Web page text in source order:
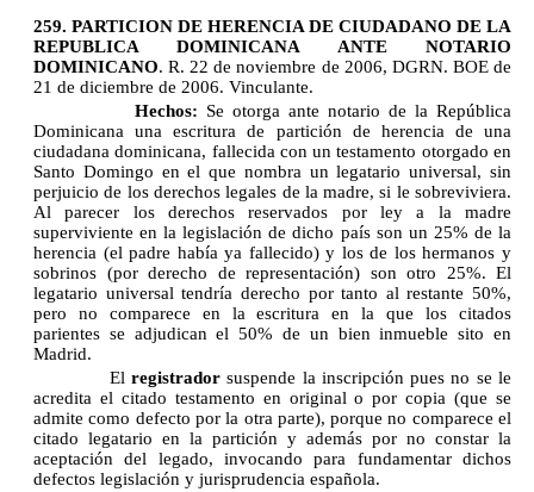
259. PARTICION DE HERENCIA DE CIUDADANO DE LA
REPUBLICA DOMINICANA ANTE NOTARIO
DOMINICANO. R. 22 de noviembre de 2006, DGRN. BOE de
21 de diciembre de 2006. Vinculante.
Hechos: Se otorga ante notario de la República
Dominicana una escritura de partición de herencia de una
ciudadana dominicana, fallecida con un testamento otorgado en
Santo Domingo en el que nombra un legatario universal, sin
perjuicio de los derechos legales de la madre, si le sobreviviera.
Al parecer los derechos reservados por ley a la madre
superviviente en la legislación de dicho país son un 25% de la
herencia (el padre había ya fallecido) y los de los hermanos y
sobrinos (por derecho de representación) son otro 25%. El
legatario universal tendría derecho por tanto al restante 50%,
pero no comparece en la escritura en la que los citados
parientes se adjudican el 50% de un bien inmueble sito en
Madrid.
El registradorsuspende la inscripción pues no se le
acredita el citado testamento en original o por copia (que se
admite como defecto por la otra parte), porque no comparece el
citado legatario en la partición y además por no constar la
aceptación del legado, invocando para fundamentar dichos
defectos legislación y jurisprudencia española.